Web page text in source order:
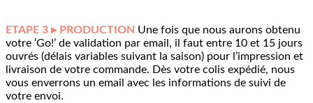
ETAPE 3 ▸ PRODUCTION Une fois que nous aurons obtenu
votre ‘Go!’ de validation par email, il faut entre 10 et 15 jours
ouvrés (délais variables suivant la saison) pour l’impression et
livraison de votre commande. Dès votre colis expédié, nous
vous enverrons un email avec les informations de suivi de
votre envoi.